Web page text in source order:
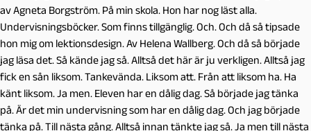
av Agneta Borgström. På min skola. Hon har nog läst alla.
Undervisningsböcker. Som finns tillgänglig. Och. Och då så tipsade
hon mig om lektionsdesign. Av Helena Wallberg. Och då så började
jag läsa det. Så kände jag så. Alltså det här är ju verkligen. Alltså jag
fick en sån liksom. Tankevända. Liksom att. Från att liksom ha. Ha
känt liksom. Ja men. Eleven har en dålig dag. Så började jag tänka
på. Är det min undervisning som har en dålig dag. Och jag började
tänka på. Till nästa gång. Alltså innan tänkte jag så. Ja men till nästa